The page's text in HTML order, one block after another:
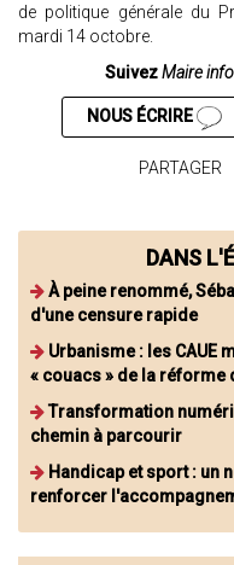
de politique générale du
mardi 14 octobre.
SuivezMaire info
NOUS ÉCRIRE
PARTAGER
DANS
À peine renommé,
d'une censure rapide
Urbanisme : les CAUE
« couacs » de la réforme
Transformation
chemin à parcourir
Handicap et sport : un
renforcer